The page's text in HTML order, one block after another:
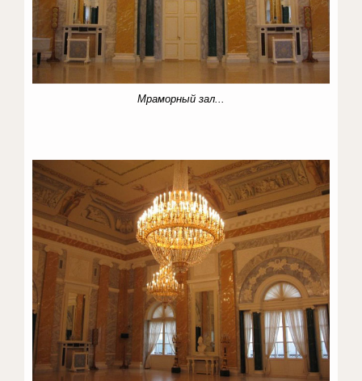
Мраморный зал...